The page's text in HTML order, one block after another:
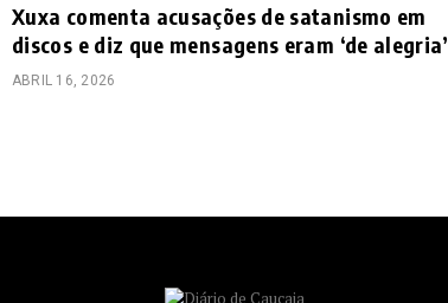
Xuxa comenta acusações de satanismo em
discos e diz que mensagens eram ‘de alegria’
ABRIL 16, 2026